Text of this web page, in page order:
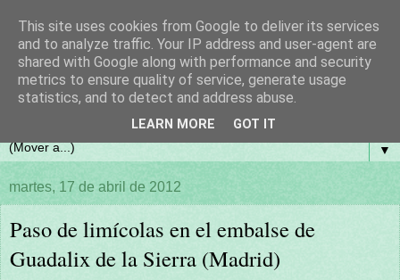
▼
martes, 17 de abril de 2012
Paso de limícolas en el embalse de
Guadalix de la Sierra (Madrid)
This site uses cookies from Google to deliver its services
and to analyze traffic. Your IP address and user-agent are
shared with Google along with performance and security
metrics to ensure quality of service, generate usage
statistics, and to detect and address abuse.
LEARN MORE GOT IT